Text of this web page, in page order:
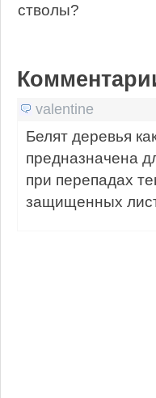
стволы?
valentine
Белят деревья
предназначена
при перепадах
защищенных